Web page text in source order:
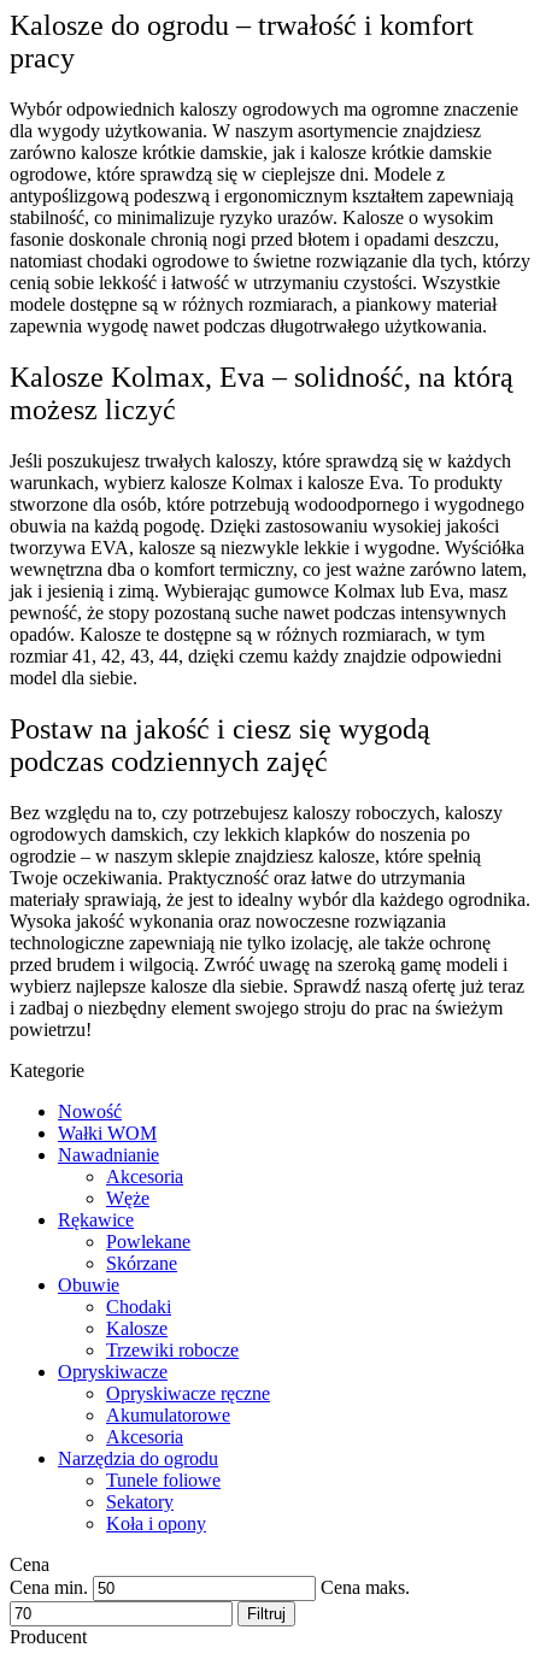
Kalosze do ogrodu – trwałość i komfort
pracy
Wybór odpowiednich kaloszy ogrodowych ma ogromne znaczenie
dla wygody użytkowania. W naszym asortymencie znajdziesz
zarówno kalosze krótkie damskie, jak i kalosze krótkie damskie
ogrodowe, które sprawdzą się w cieplejsze dni. Modele z
antypoślizgową podeszwą i ergonomicznym kształtem zapewniają
stabilność, co minimalizuje ryzyko urazów. Kalosze o wysokim
fasonie doskonale chronią nogi przed błotem i opadami deszczu,
natomiast chodaki ogrodowe to świetne rozwiązanie dla tych, którzy
cenią sobie lekkość i łatwość w utrzymaniu czystości. Wszystkie
modele dostępne są w różnych rozmiarach, a piankowy materiał
zapewnia wygodę nawet podczas długotrwałego użytkowania.
Kalosze Kolmax, Eva – solidność, na którą
możesz liczyć
Jeśli poszukujesz trwałych kaloszy, które sprawdzą się w każdych
warunkach, wybierz kalosze Kolmax i kalosze Eva. To produkty
stworzone dla osób, które potrzebują wodoodpornego i wygodnego
obuwia na każdą pogodę. Dzięki zastosowaniu wysokiej jakości
tworzywa EVA, kalosze są niezwykle lekkie i wygodne. Wyściółka
wewnętrzna dba o komfort termiczny, co jest ważne zarówno latem,
jak i jesienią i zimą. Wybierając gumowce Kolmax lub Eva, masz
pewność, że stopy pozostaną suche nawet podczas intensywnych
opadów. Kalosze te dostępne są w różnych rozmiarach, w tym
rozmiar 41, 42, 43, 44, dzięki czemu każdy znajdzie odpowiedni
model dla siebie.
Postaw na jakość i ciesz się wygodą
podczas codziennych zajęć
Bez względu na to, czy potrzebujesz kaloszy roboczych, kaloszy
ogrodowych damskich, czy lekkich klapków do noszenia po
ogrodzie – w naszym sklepie znajdziesz kalosze, które spełnią
Twoje oczekiwania. Praktyczność oraz łatwe do utrzymania
materiały sprawiają, że jest to idealny wybór dla każdego ogrodnika.
Wysoka jakość wykonania oraz nowoczesne rozwiązania
technologiczne zapewniają nie tylko izolację, ale także ochronę
przed brudem i wilgocią. Zwróć uwagę na szeroką gamę modeli i
wybierz najlepsze kalosze dla siebie. Sprawdź naszą ofertę już teraz
i zadbaj o niezbędny element swojego stroju do prac na świeżym
powietrzu!
Kategorie
Nowość
Wałki WOM
Nawadnianie
Akcesoria
Węże
Rękawice
Powlekane
Skórzane
Obuwie
Chodaki
Kalosze
Trzewiki robocze
Opryskiwacze
Opryskiwacze ręczne
Akumulatorowe
Akcesoria
Narzędzia do ogrodu
Tunele foliowe
Sekatory
Koła i opony
Cena
Cena min.
Cena maks.
Filtruj
Producent